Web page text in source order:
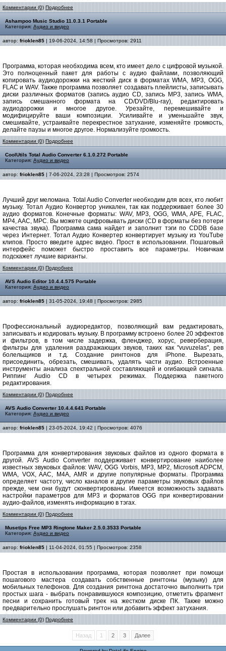
Комментарии (0) Подробнее
Ashampoo Music Studio 11.0.3.1 Portable
Категория: Аудио и видео
автор: frioklen85 | 19-06-2024, 14:58 | Просмотров: 2911
Программа, которая необходима всем, кто имеет дело с цифровой музыкой.
Это полноценный пакет для работы с аудио файлами, позволяющий
копировать аудиодорожки на жесткий диск в форматах WMA, MP3, OGG,
FLAC и WAV. Также программа позволяет создавать плейлисты, записывать
диски различных форматов (запись аудио CD, запись MP3, запись WMA,
запись смешанного формата на CD/DVD/Blu-ray), редактировать
аудиодорожки и многое другое. Урезайте, перемешивайте и
модифицируйте ваши композиции. Усиливайте и уменьшайте звук,
смешивайте, устраивайте перекрестное затухание, изменяйте громкость,
делайте паузы и многое другое. Нормализуйте громкость.
Комментарии (0) Подробнее
CoolUtils Total Audio Converter 6.1.0.272 Portable
Категория: Аудио и видео
автор: frioklen85 | 7-06-2024, 23:28 | Просмотров: 2574
Лучший друг меломана. Total Audio Converter необходим для всех, кто любит
музыку. Тотал Аудио Конвертор уникален, так как поддерживает более 30
аудио форматов. Конечные форматы: WAV, MP3, OGG, WMA, APE, FLAC,
MP4, AAC, MPC. Вы можете оцифровывать диски (CD в форматы без потери
качества звука). Программа сама найдет и заполнит тэги по CDDB базе
через Интернет. Тотал Аудио Конвертер конвертирует музыку из YouTube
клипов. Просто введите адрес видео. Прост в использовании. Пошаговый
интерфейс поможет быстро проставить все параметры. Новичкам
подскажет лучшие варианты.
Комментарии (0) Подробнее
AVS Audio Editor 10.4.4.575 Portable
Категория: Аудио и видео
автор: frioklen85 | 31-05-2024, 19:48 | Просмотров: 2985
Профессиональный аудиоредактор, позволяющий вам редактировать,
записывать и кодировать музыку. В программу встроено более 20 эффектов
и фильтров, в том числе задержка, фленджер, хорус, реверберация,
фильтры для удаления раздражающих звуков, таких как "vuvuzelas", рев
болельщиков и т.д. Создание рингтонов для iPhone. Вырезать,
присоединить, обрезать, смешивать, удалять части аудио. Встроенные
инструменты анализа спектральной составляющей и огибающей сигнала.
Риппинг Audio CD в четырех режимах. Поддержка пакетного
редактирования.
Комментарии (0) Подробнее
AVS Audio Converter 10.4.4.641 Portable
Категория: Аудио и видео
автор: frioklen85 | 23-05-2024, 19:42 | Просмотров: 4076
Программа для конвертирования звуковых файлов из одного формата в
другой. AVS Audio Converter поддерживает конвертирование наиболее
известных звуковых файлов: WAV, OGG Vorbis, MP3, MP2, Microsoft ADPCM,
WMA, VOX, AAC, M4A, AMR и другие популярные форматы. Программа
определяет частоту, число каналов и другие параметры звуковых файлов
прежде, чем они будут сконвертированы. Имеется возможность задавать
настройки параметров для MP3 и форматов OGG при конвертировании
аудио-файлов, изменять информацию в тэгах.
Комментарии (0) Подробнее
Musetips Free MP3 Ringtone Maker 2.5.0.3533 Portable
Категория: Аудио и видео
автор: frioklen85 | 11-04-2024, 01:55 | Просмотров: 2358
Простая в использовании программа, которая позволяет при помощи
пошагового мастера создавать собственные рингтоны (музыку) для
мобильных телефонов. Для создания рингтона достаточно выполнить три
простых шага - выбрать понравившуюся композицию, отметить фрагмент
песни и сохранить готовый трек на жестком диске ПК. Также можно
предварительно прослушать рингтон или добавить эффект затухания.
Комментарии (0) Подробнее
Назад 1 2 3 Далее